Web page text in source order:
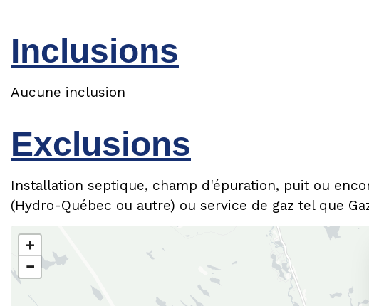
Inclusions
Aucune inclusion
Exclusions
Installation septique, champ d'épuration, puit ou
(Hydro-Québec ou autre) ou service de gaz tel que
+
−